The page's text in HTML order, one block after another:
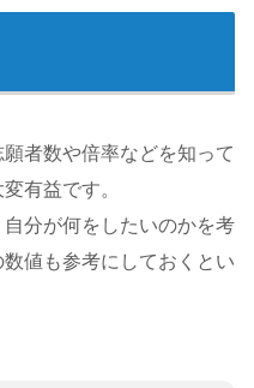
者数や倍率などを知って
有益です。
分が何をしたいのかを考
値も参考にしておくとい